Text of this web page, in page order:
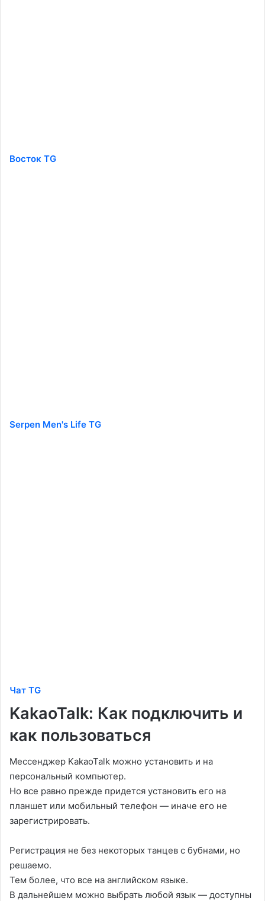
Восток TG
Serpen Men's Life TG
Чат TG
KakaoTalk: Как подключить и
как пользоваться
Мессенджер KakaoTalk можно установить и на
персональный компьютер.
Но все равно прежде придется установить его на
планшет или мобильный телефон — иначе его не
зарегистрировать.
Регистрация не без некоторых танцев с бубнами, но
решаемо.
Тем более, что все на английском языке.
В дальнейшем можно выбрать любой язык — доступны